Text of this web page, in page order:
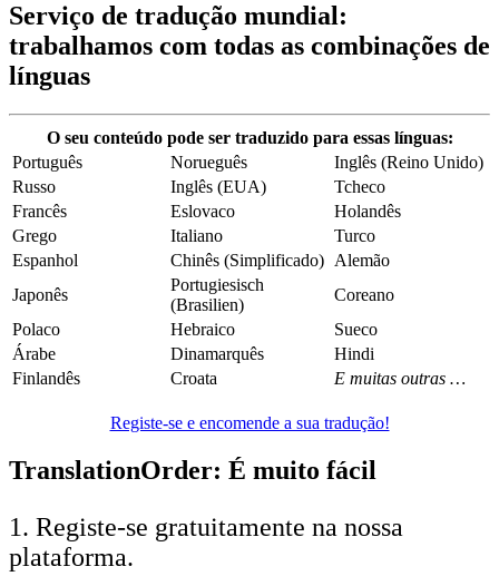
Serviço de tradução mundial:
trabalhamos com todas as combinações de
línguas
O seu conteúdo pode ser traduzido para essas línguas:
Português
Norueguês
Inglês (Reino Unido)
Russo
Inglês (EUA)
Tcheco
Francês
Eslovaco
Holandês
Grego
Italiano
Turco
Espanhol
Chinês (Simplificado) Alemão
Japonês
Portugiesisch
(Brasilien)
Coreano
Polaco
Hebraico
Sueco
Árabe
Dinamarquês
Hindi
Finlandês
Croata E muitas outras …
Registe-se e encomende a sua tradução!
TranslationOrder: É muito fácil
1. Registe-se gratuitamente na nossa
plataforma.